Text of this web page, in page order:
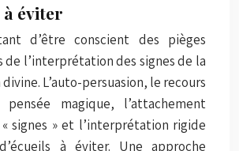
à éviter
d’être conscient des pièges
l’interprétation des signes de la
L’auto-persuasion, le recours
magique, l’attachement
signes » et l’interprétation rigide
à éviter. Une approche